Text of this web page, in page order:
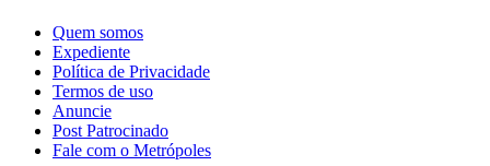
Quem somos
Expediente
Política de Privacidade
Termos de uso
Anuncie
Post Patrocinado
Fale com o Metrópoles